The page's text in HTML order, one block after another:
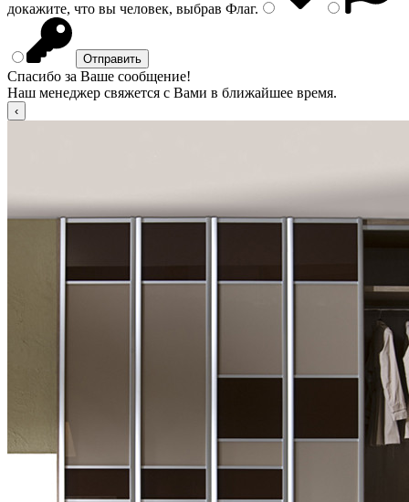
докажите, что вы человек, выбрав Флаг.
Спасибо за Ваше сообщение!
Наш менеджер свяжется с Вами в ближайшее время.